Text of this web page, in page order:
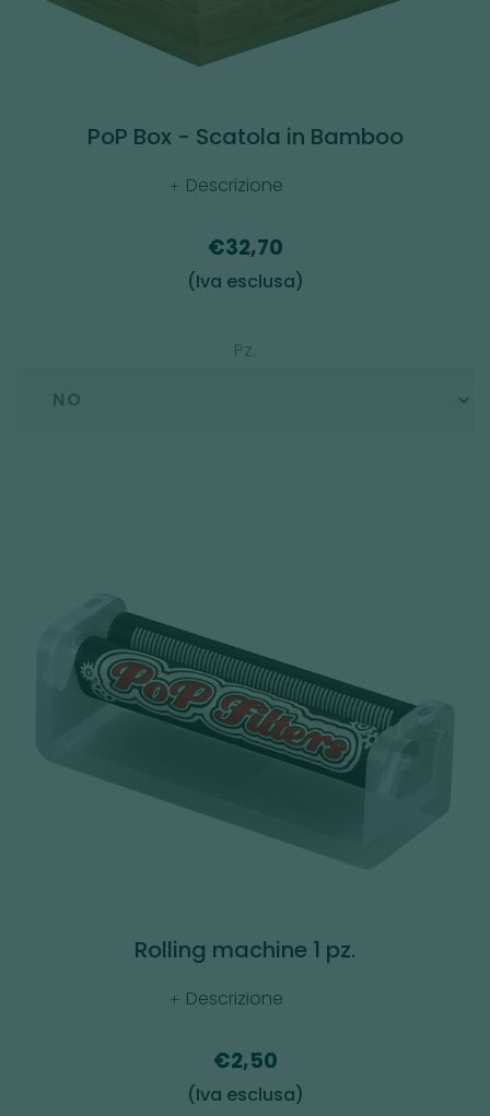
PoP Box - Scatola in Bamboo
Descrizione
€32,70
(Iva esclusa)
Pz.
Rolling machine 1 pz.
Descrizione
€2,50
(Iva esclusa)